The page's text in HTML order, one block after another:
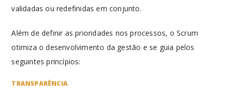
validadas ou redefinidas em conjunto.
Além de definir as prioridades nos processos, o Scrum
otimiza o desenvolvimento da gestão e se guia pelos
seguintes princípios:
TRANSPARÊNCIA